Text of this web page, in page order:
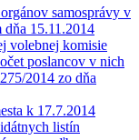
samosprávy v
15.11.2014
volebnej komisie
poslancov v nich
2014 zo dňa
k 17.7.2014
listín